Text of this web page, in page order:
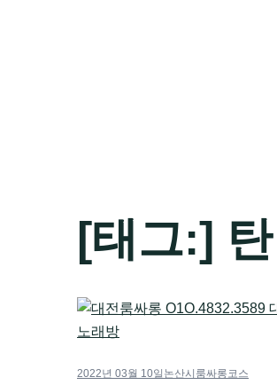
[태그:]
2022년 03월 10일 논산시룸싸롱코스